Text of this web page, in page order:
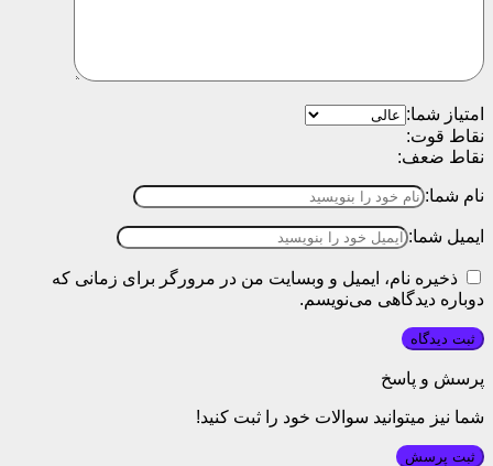
امتیاز شما:
نقاط قوت:
نقاط ضعف:
نام شما:
ایمیل شما:
ذخیره نام، ایمیل و وبسایت من در مرورگر برای زمانی که
دوباره دیدگاهی می‌نویسم.
پرسش و پاسخ
شما نیز میتوانید سوالات خود را ثبت کنید!
ثبت پرسش